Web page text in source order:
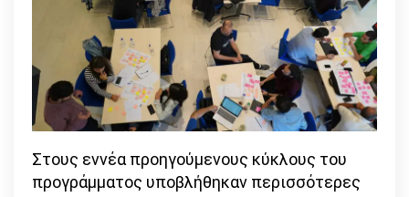
Στους εννέα προηγούμενους κύκλους του
προγράμματος υποβλήθηκαν περισσότερες